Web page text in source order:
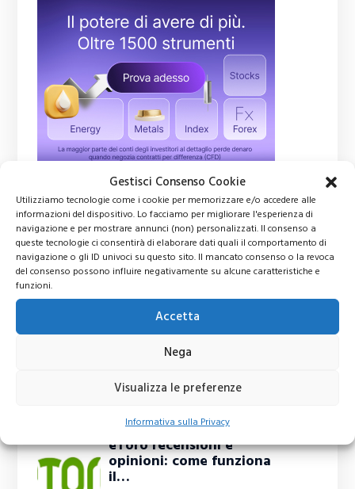
Gestisci Consenso Cookie
Utilizziamo tecnologie come i cookie per memorizzare e/o accedere alle
informazioni del dispositivo. Lo facciamo per migliorare l'esperienza di
navigazione e per mostrare annunci (non) personalizzati. Il consenso a
queste tecnologie ci consentirà di elaborare dati quali il comportamento di
navigazione o gli ID univoci su questo sito. Il mancato consenso o la revoca
del consenso possono influire negativamente su alcune caratteristiche e
funzioni.
Accetta
Nega
Visualizza le preferenze
Informativa sulla Privacy
Ti potrebbero interessare
Indici di Borsa: cosa
sono, come investire e
Fineco Conto e Trading:
recensione e opinioni
Fineco Bank
eToro recensioni e
opinioni: come funziona
il…